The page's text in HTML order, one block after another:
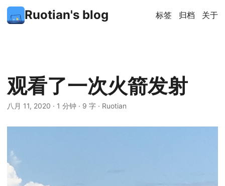
Ruotian's blog 标签 归档 关于
观看了一次火箭发射
八月 11, 2020 · 1 分钟 · 9 字 · Ruotian